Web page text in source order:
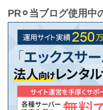
PR⚪︎当ブログ使用中